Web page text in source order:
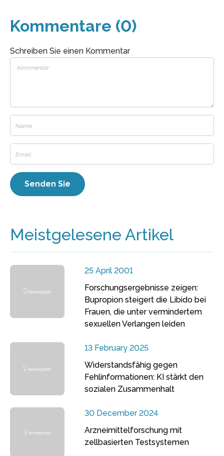
Kommentare (0)
Schreiben Sie einen Kommentar
Meistgelesene Artikel
25 April 2001
Forschungsergebnisse zeigen:
Bupropion steigert die Libido bei
Frauen, die unter vermindertem
sexuellen Verlangen leiden
13 February 2025
Widerstandsfähig gegen
Fehlinformationen: KI stärkt den
sozialen Zusammenhalt
30 December 2024
Arzneimittelforschung mit
zellbasierten Testsystemen